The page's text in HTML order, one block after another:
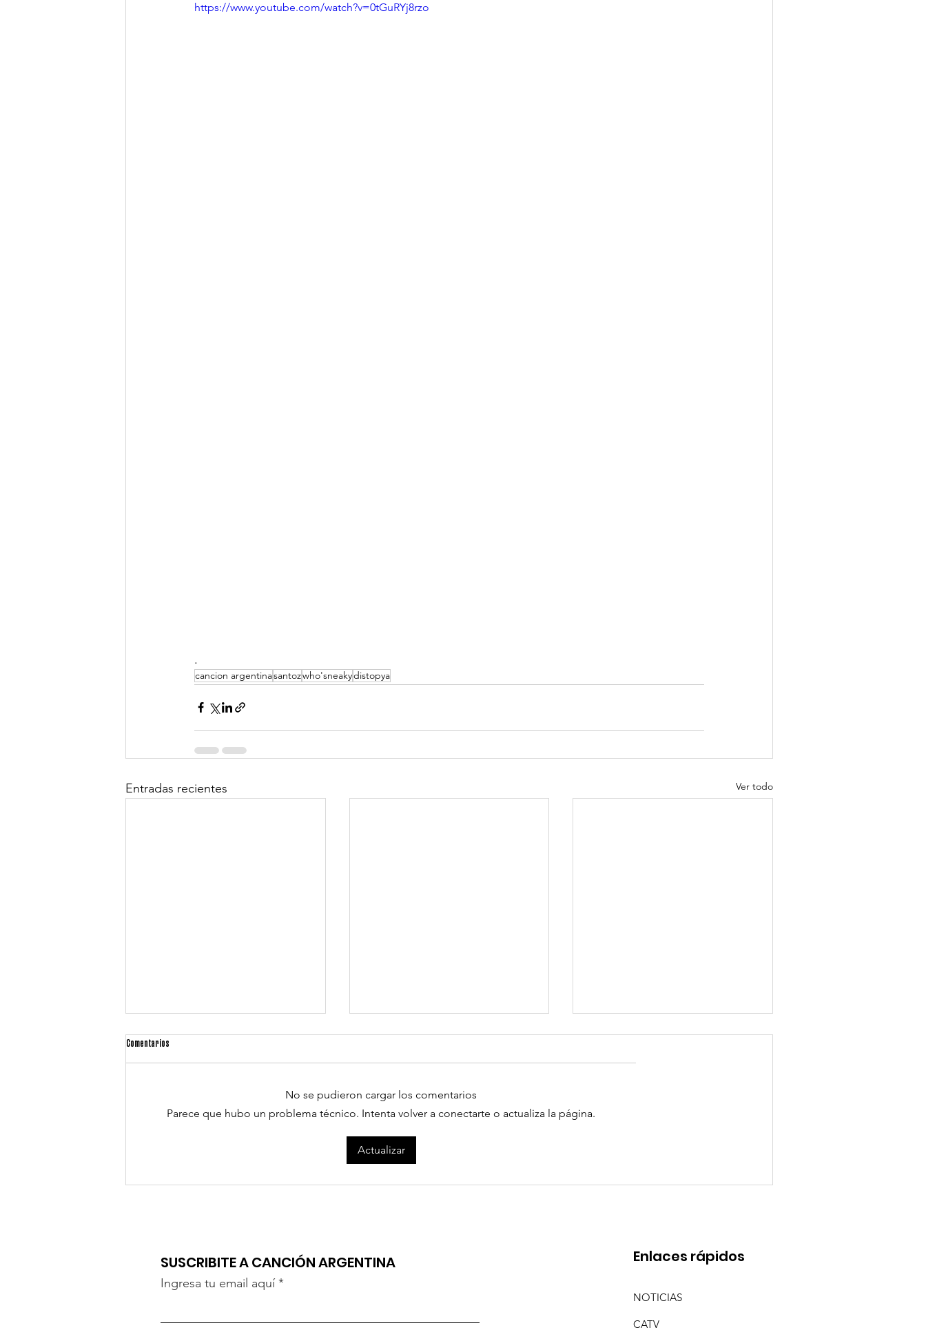
https://www.youtube.com/watch?v=0tGuRYj8rzo
.
cancion argentinasantozwho'sneakydistopya
Entradas recientes Ver todo
"UN BESO" DE MARILINA Y LAUTA
ÁNGELA LEIVA LANZA "GATO"
Comentarios
No se pudieron cargar los comentarios
Parece que hubo un problema técnico. Intenta volver a conectarte o actualiza la página.
Actualizar
SUSCRIBITE A CANCIÓN ARGENTINA
Ingresa tu email aquí
Enlaces rápidos
NOTICIAS
CATV